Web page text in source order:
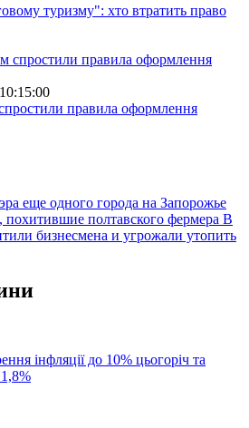
туризму": хто втратить право
правила оформлення
еще одного города на Запорожье
полтавского фермера В
бизнесмена и угрожали утопить
інфляції до 10% цьогоріч та